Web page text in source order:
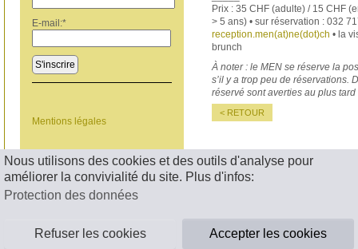
Nous utilisons des cookies et des outils d'analyse pour
améliorer la convivialité du site. Plus d'infos:
Protection des données
Refuser les cookies Accepter les cookies
E-mail:*
S'inscrire
Mentions légales
Prix : 35 CHF (adulte) / 15 CHF
> 5 ans) • sur réservation : 032
reception.men(at)ne(dot)ch • la
brunch
À noter : le MEN se réserve la
s’il y a trop peu de réservations.
réservé sont averties au plus tard
< RETOUR